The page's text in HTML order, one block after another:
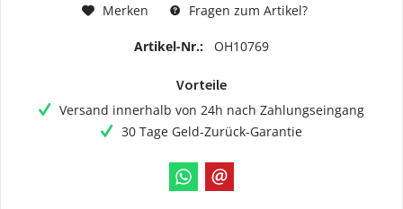
Merken Fragen zum Artikel?
Artikel-Nr.: OH10769
Vorteile
Versand innerhalb von 24h nach Zahlungseingang
30 Tage Geld-Zurück-Garantie